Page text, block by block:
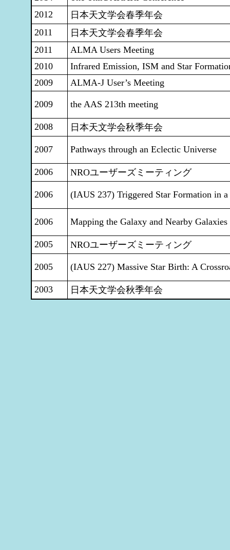
2012
日本天文学会春季年会
2011
日本天文学会春季年会
2011
ALMA Users Meeting
2010
Infrared Emission, ISM and Star
2009
ALMA-J User’s Meeting
2009 the AAS 213th meeting
2008 日本天文学会秋季年会
2007 Pathways through an Eclectic Universe
2006 NROユーザーズミーティング
2006 (IAUS 237) Triggered Star Formation in
2006 Mapping the Galaxy and Nearby Galaxies
2005 NROユーザーズミーティング
2005 (IAUS 227) Massive Star Birth: A
2003 日本天文学会秋季年会